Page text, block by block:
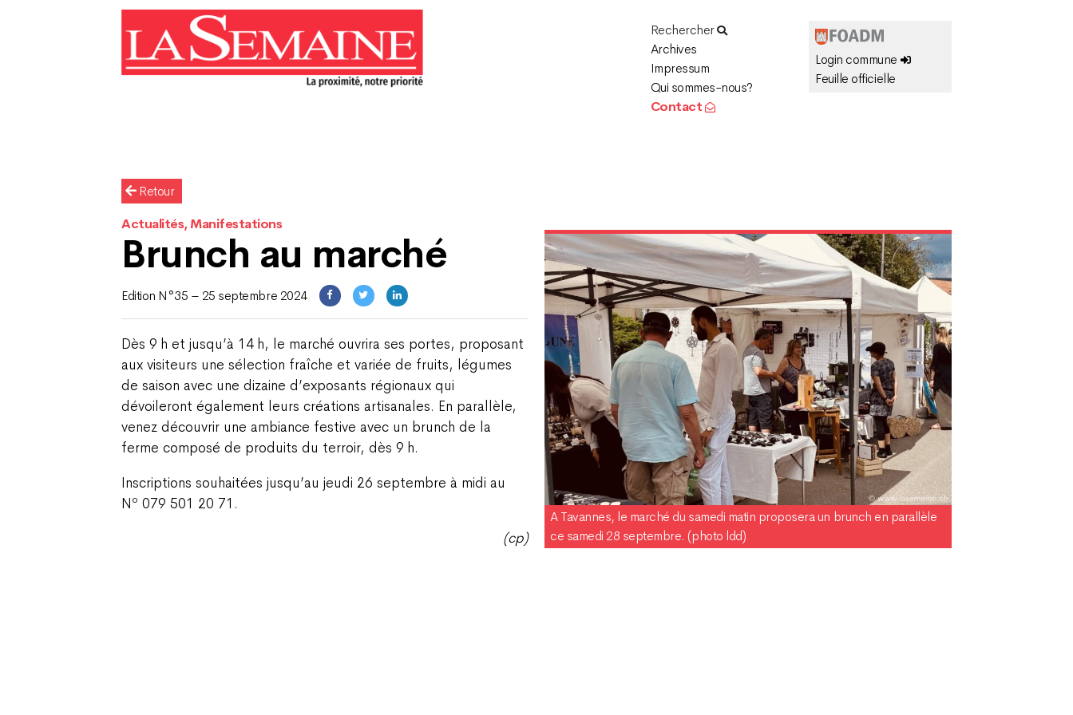
Rechercher
Archives
Impressum
Qui sommes-nous?
Contact
Login commune
Feuille officielle
Retour
Actualités, Manifestations
Brunch au marché
Edition N°35 – 25 septembre 2024
Dès 9 h et jusqu’à 14 h, le marché ouvrira ses portes, proposant
aux visiteurs une sélection fraîche et variée de fruits, légumes
de saison avec une dizaine d’exposants régionaux qui
dévoileront également leurs créations artisanales. En parallèle,
venez découvrir une ambiance festive avec un brunch de la
ferme composé de produits du terroir, dès 9 h.
Inscriptions souhaitées jusqu’au jeudi 26 septembre à midi au
No 079 501 20 71.
(cp)
A Tavannes, le marché du samedi matin proposera un brunch en parallèle
ce samedi 28 septembre. (photo ldd)